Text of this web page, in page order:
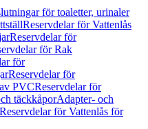
för toaletter, urinaler
Reservdelar för Vattenlås
Reservdelar för
för Rak
för
Reservdelar för
PVCReservdelar för
täckkåporAdapter- och
Reservdelar för Vattenlås för